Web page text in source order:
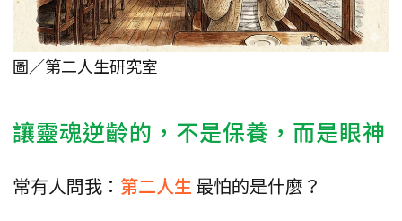
圖／第二人生研究室
讓靈魂逆齡的，不是保養，而是眼神
常有人問我： 第二人生 最怕的是什麼？